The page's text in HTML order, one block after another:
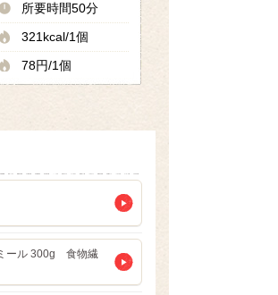
所要時間50分
321kcal/1個
78円/1個
ール 300g 食物繊